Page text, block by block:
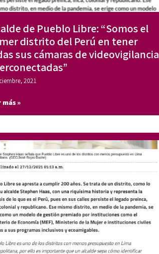
de Pueblo Libre: “Somos el
distrito del Perú en tener
sus cámaras de videovigilancia
2021
más »